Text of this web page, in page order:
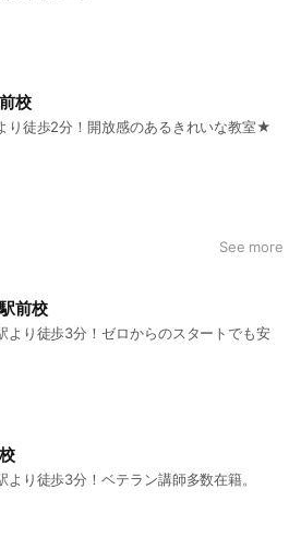
校
り徒歩2分！開放感のあるきれいな教室★
See more
前校
より徒歩3分！ゼロからのスタートでも安
より徒歩3分！ベテラン講師多数在籍。